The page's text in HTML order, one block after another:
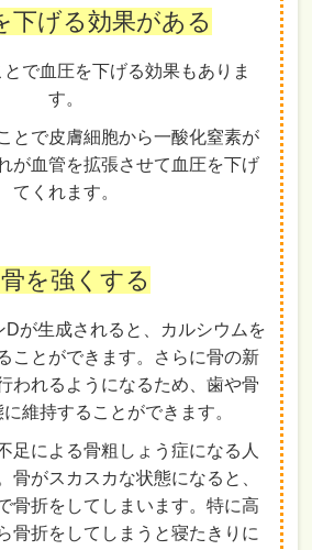
下げる効果がある
で血圧を下げる効果もありま
す。
とで皮膚細胞から一酸化窒素が
が血管を拡張させて血圧を下げ
てくれます。
を強くする
Dが生成されると、カルシウムを
ことができます。さらに骨の新
われるようになるため、歯や骨
維持することができます。
足による骨粗しょう症になる人
骨がスカスカな状態になると、
骨折をしてしまいます。特に高
骨折をしてしまうと寝たきりに